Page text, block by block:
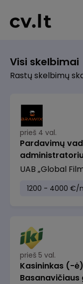
Visi skelbimai
Rastų skelbimų
prieš 4 val.
Pardavimų
UAB „Global
1200 - 4000 €/
prieš 5 val.
Kasininkas (-
Basanavičiaus